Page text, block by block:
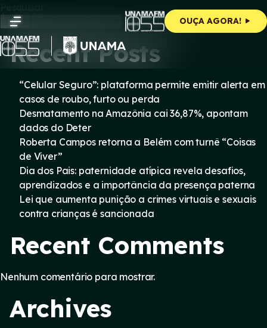
content
OUÇA AGORA!
Pesquisar
Pesquisar
Recent Posts
“Celular Seguro”: plataforma permite emitir alerta em
casos de roubo, furto ou perda
Desmatamento na Amazônia cai 36,87%, apontam
dados do Deter
Roberta Campos retorna a Belém com turnê “Coisas
de Viver”
Dia dos Pais: paternidade atípica revela desafios,
aprendizados e a importância da presença paterna
Lei que aumenta punição a crimes virtuais e sexuais
contra crianças é sancionada
Recent Comments
Nenhum comentário para mostrar.
Archives